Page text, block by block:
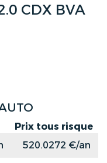
CDX BVA
Prix tous risque
520.0272 €/an